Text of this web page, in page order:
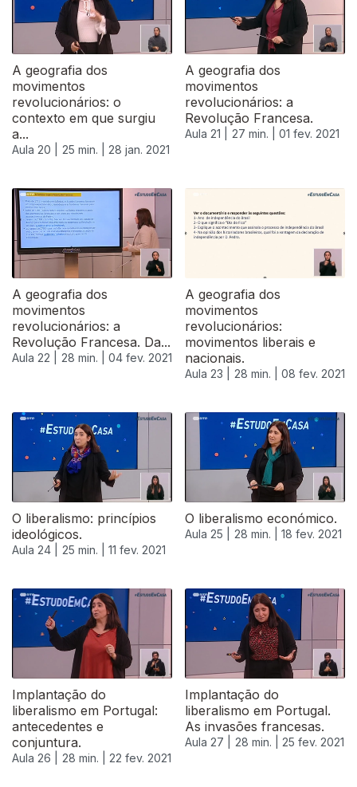
A geografia dos
movimentos
revolucionários: o
contexto em que surgiu
a...
Aula 20 | 25 min. | 28 jan. 2021
A geografia dos
movimentos
revolucionários: a
Revolução Francesa.
Aula 21 | 27 min. | 01 fev. 2021
A geografia dos
movimentos
revolucionários: a
Revolução Francesa. Da...
Aula 22 | 28 min. | 04 fev. 2021
A geografia dos
movimentos
revolucionários:
movimentos liberais e
nacionais.
Aula 23 | 28 min. | 08 fev. 2021
522834
O liberalismo: princípios
ideológicos.
Aula 24 | 25 min. | 11 fev. 2021
O liberalismo económico.
Aula 25 | 28 min. | 18 fev. 2021
Implantação do
liberalismo em Portugal:
antecedentes e
conjuntura.
Aula 26 | 28 min. | 22 fev. 2021
Implantação do
liberalismo em Portugal.
As invasões francesas.
Aula 27 | 28 min. | 25 fev. 2021